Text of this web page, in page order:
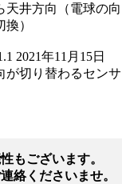
井方向（電球の向
）
2021年11月15日
が切り替わるセンサ
もございます。
絡くださいませ。